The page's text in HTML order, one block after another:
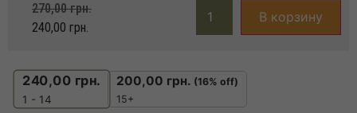
270,00грн.
240,00 грн.
В корзину
240,00 грн.
1 - 14
200,00 грн. (16% off)
15+